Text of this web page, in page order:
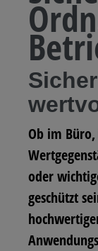
Ob im
oder
geschützt